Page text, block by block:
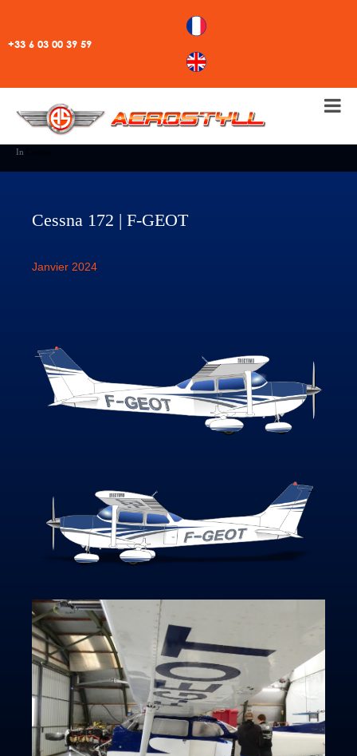
+33 6 03 00 39 59
In
Cessna 172 | F-GEOT
Janvier 2024